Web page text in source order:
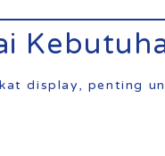
display, penting